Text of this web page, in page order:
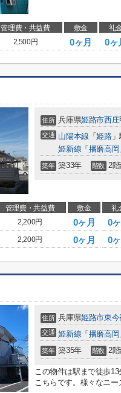
管理費・共益費 敷金 礼
2,500円 0ヶ月 0ヶ
住所 兵庫県姫路市西庄
交通 山陽本線 「姫路」
姫新線 「 播磨高岡
築年 築33年 階数 2
管理費・共益費 敷金 礼
2,200円 0ヶ月 0
2,200円 0ヶ月 0
住所 兵庫県姫路市東今
交通 姫新線 「 播磨高岡
築年 築35年 階数 2
この物件は駅まで徒歩
こちらです。様々なニ